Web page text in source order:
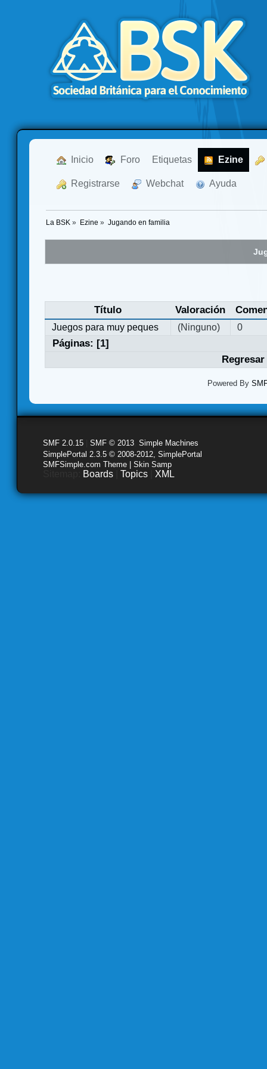
Inicio Foro Etiquetas Ezine
Registrarse Webchat Ayuda
La BSK » Ezine » Jugando en familia
Título Valoración
Juegos para muy peques (Ninguno) 0
Páginas: [1]
Powered By
SMF 2.0.15 SMF © 2013 Simple Machines
SimplePortal 2.3.5 © 2008-2012, SimplePortal
SMFSimple.com Theme | Skin Samp
Boards Topics XML